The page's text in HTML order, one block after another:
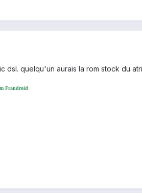
dsl. quelqu'un aurais la rom stock du
Frandroid